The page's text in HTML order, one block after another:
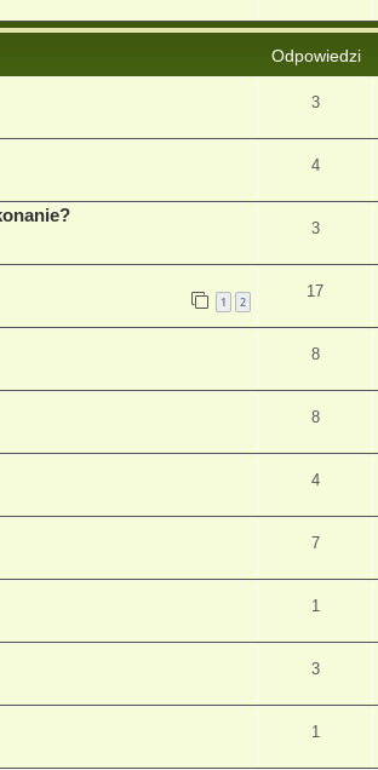
Odpowiedzi
3
4
3
1 2
17
8
8
4
7
1
3
1